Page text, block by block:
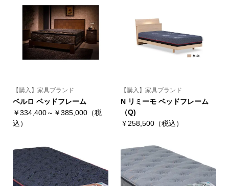
【購入】家具ブランド
ベルロ ベッドフレーム
￥334,400～￥385,000（税
込）
【購入】家具ブランド
N リミーモ ベッドフレーム
（Q)
￥258,500（税込）